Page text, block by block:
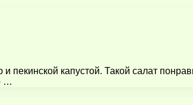
пекинской капустой. Такой салат
…